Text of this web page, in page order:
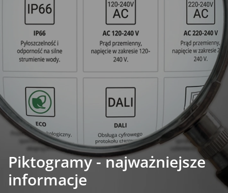
Piktogramy - najważniejsze
informacje